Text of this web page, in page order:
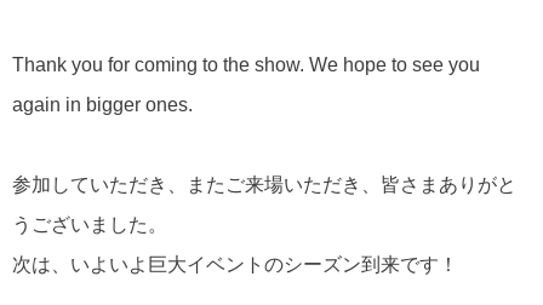
Thank you for coming to the show. We hope to see you
again in bigger ones.
参加していただき、またご来場いただき、皆さまありがと
うございました。
次は、いよいよ巨大イベントのシーズン到来です！